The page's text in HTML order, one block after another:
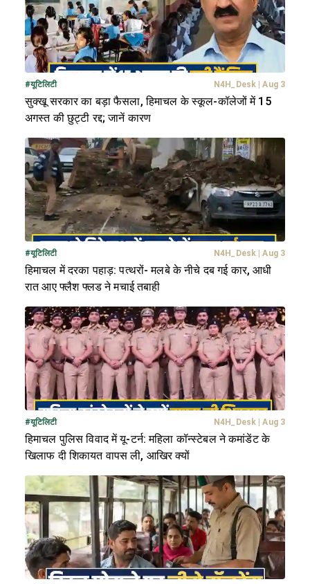
#यूटिलिटी N4H_Desk Aug 3
सुक्खू सरकार का बड़ा फैसला, हिमाचल के स्कूल-कॉलेजों में 15
अगस्त की छुट्टी रद्द; जानें कारण
#यूटिलिटी N4H_Desk Aug 3
हिमाचल में दरका पहाड़: पत्थरों- मलबे के नीचे दब गई कार, आधी
रात आए फ्लैश फ्लड ने मचाई तबाही
#यूटिलिटी N4H_Desk Aug 3
हिमाचल पुलिस विवाद में यू-टर्न: महिला कॉन्स्टेबल ने कमांडेंट के
खिलाफ दी शिकायत वापस ली, आखिर क्यों